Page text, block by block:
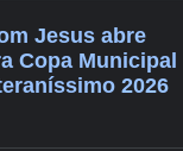
Jesus abre
Copa Municipal
2026